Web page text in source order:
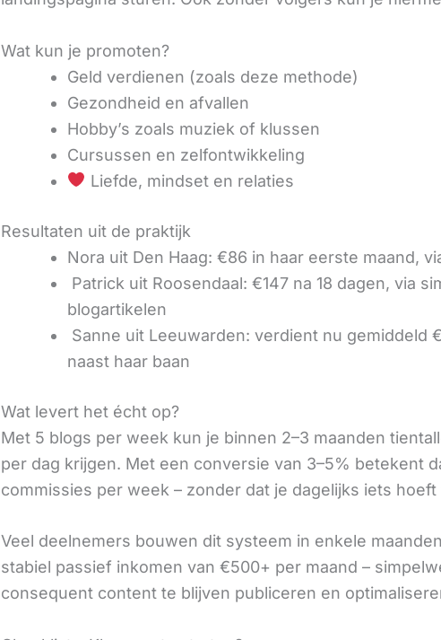
Wat kun je promoten?
Geld verdienen (zoals deze methode)
Gezondheid en afvallen
Hobby’s zoals muziek of klussen
Cursussen en zelfontwikkeling
Liefde, mindset en relaties
Resultaten uit de praktijk
Nora uit Den Haag: €86 in haar eerste maand,
Patrick uit Roosendaal: €147 na 18 dagen, via
blogartikelen
Sanne uit Leeuwarden: verdient nu gemiddeld
naast haar baan
Wat levert het écht op?
Met 5 blogs per week kun je binnen 2–3 maanden
per dag krijgen. Met een conversie van 3–5% betekent
commissies per week – zonder dat je dagelijks iets hoeft
Veel deelnemers bouwen dit systeem in enkele
stabiel passief inkomen van €500+ per maand –
consequent content te blijven publiceren en